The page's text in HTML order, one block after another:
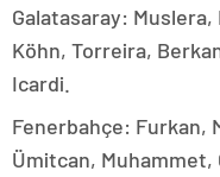
Galatasaray:
Köhn, Torreira,
Icardi.
Fenerbahçe: Furkan,
Ümitcan, Muhammet,